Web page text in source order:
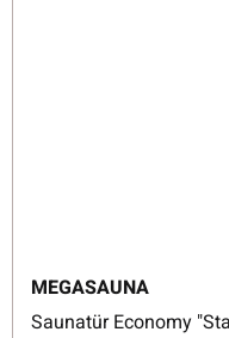
MEGASAUNA
Saunatür Economy